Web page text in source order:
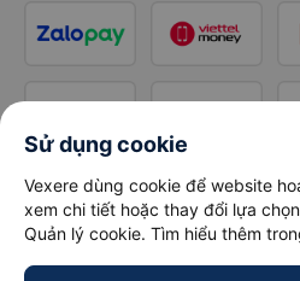
Sử dụng cookie
Vexere dùng cookie để website
xem chi tiết hoặc thay đổi lựa
Quản lý cookie. Tìm hiểu thêm